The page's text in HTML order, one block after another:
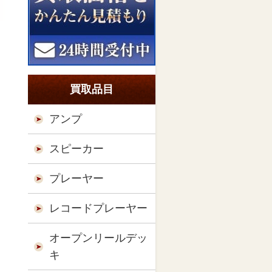
買取品目
アンプ
スピーカー
プレーヤー
レコードプレーヤー
オープンリールデッ
キ